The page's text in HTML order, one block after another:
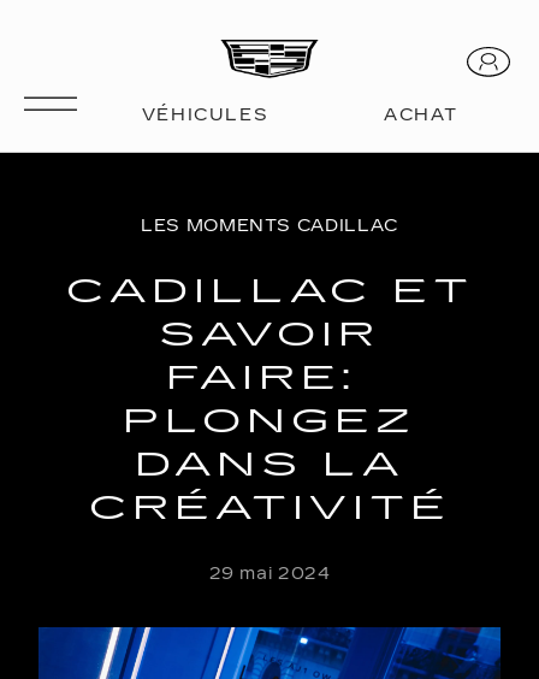
LES MOMENTS CADILLAC
CADILLAC ET
SAVOIR
FAIRE:
PLONGEZ
DANS LA
CRÉATIVITÉ
29 mai 2024